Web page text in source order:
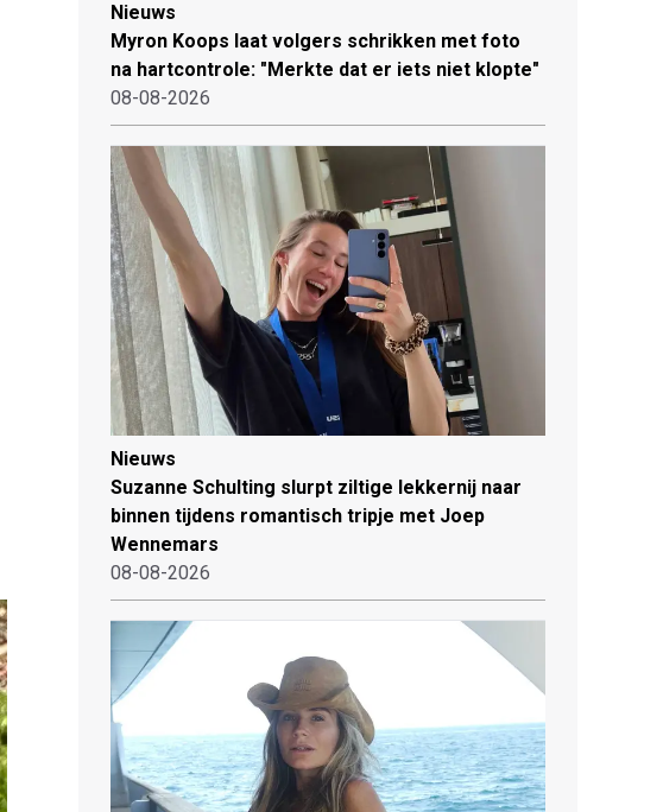
Nieuws
Myron Koops laat volgers schrikken met foto
na hartcontrole: "Merkte dat er iets niet klopte"
08-08-2026
Nieuws
Suzanne Schulting slurpt ziltige lekkernij naar
binnen tijdens romantisch tripje met Joep
Wennemars
08-08-2026